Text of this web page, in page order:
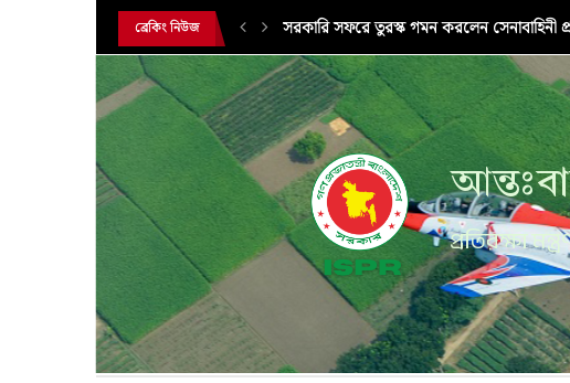
ব্রেকিং নিউজ সরকারি সফরে তুরস্ক গমন করলেন সেনাবাহিনী
প্রতিরক্ষা